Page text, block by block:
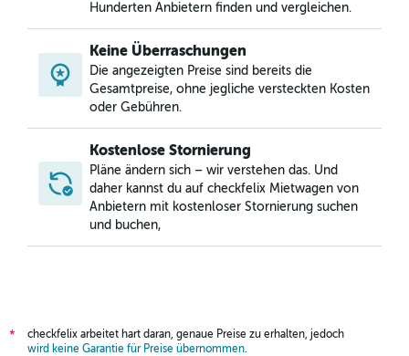
Hunderten Anbietern finden und vergleichen.
Keine Überraschungen
Die angezeigten Preise sind bereits die
Gesamtpreise, ohne jegliche versteckten Kosten
oder Gebühren.
Kostenlose Stornierung
Pläne ändern sich – wir verstehen das. Und
daher kannst du auf checkfelix Mietwagen von
Anbietern mit kostenloser Stornierung suchen
und buchen,
*
checkfelix arbeitet hart daran, genaue Preise zu erhalten, jedoch
wird keine Garantie für Preise übernommen.